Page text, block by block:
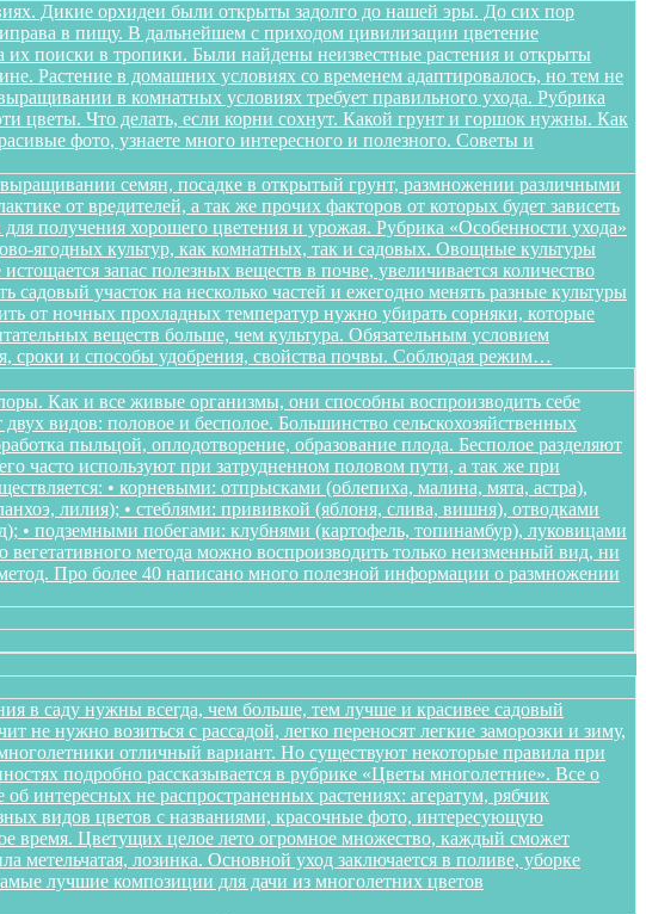
Дикие орхидеи были открыты задолго до нашей эры. До сих пор
в пищу. В дальнейшем с приходом цивилизации цветение
их поиски в тропики. Были найдены неизвестные растения и открыты
Растение в домашних условиях со временем адаптировалось, но тем не
в комнатных условиях требует правильного ухода. Рубрика
цветы. Что делать, если корни сохнут. Какой грунт и горшок нужны. Как
фото, узнаете много интересного и полезного. Советы и
семян, посадке в открытый грунт, размножении различными
от вредителей, а так же прочих факторов от которых будет зависеть
получения хорошего цветения и урожая. Рубрика «Особенности ухода»
ягодных культур, как комнатных, так и садовых. Овощные культуры
запас полезных веществ в почве, увеличивается количество
участок на несколько частей и ежегодно менять разные культуры
от ночных прохладных температур нужно убирать сорняки, которые
веществ больше, чем культура. Обязательным условием
сроки и способы удобрения, свойства почвы. Соблюдая режим…
Как и все живые организмы, они способны воспроизводить себе
видов: половое и бесполое. Большинство сельскохозяйственных
пыльцой, оплодотворение, образование плода. Бесполое разделяют
часто используют при затрудненном половом пути, а так же при
• корневыми: отпрысками (облепиха, малина, мята, астра),
лилия); • стеблями: прививкой (яблоня, слива, вишня), отводками
• подземными побегами: клубнями (картофель, топинамбур), луковицами
метода можно воспроизводить только неизменный вид, ни
Про более 40 написано много полезной информации о размножении
в саду нужны всегда, чем больше, тем лучше и красивее садовый
нужно возиться с рассадой, легко переносят легкие заморозки и зиму,
отличный вариант. Но существуют некоторые правила при
подробно рассказывается в рубрике «Цветы многолетние». Все о
не распространенных растениях: агератум, рябчик
видов цветов с названиями, красочные фото, интересующую
время. Цветущих целое лето огромное множество, каждый сможет
лозинка. Основной уход заключается в поливе, уборке
лучшие композиции для дачи из многолетних цветов